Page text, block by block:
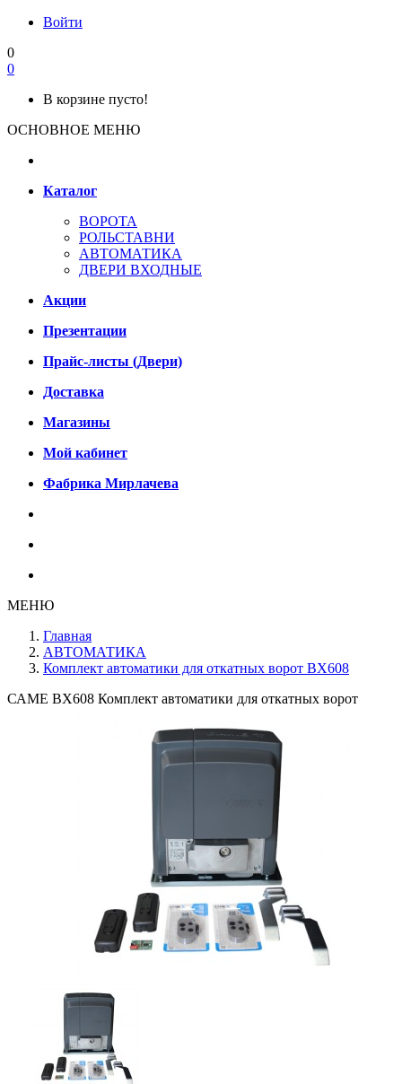
Войти
0
0
В корзине пусто!
ОСНОВНОЕ МЕНЮ
Каталог
ВОРОТА
РОЛЬСТАВНИ
АВТОМАТИКА
ДВЕРИ ВХОДНЫЕ
Акции
Презентации
Прайс-листы (Двери)
Доставка
Магазины
Мой кабинет
Фабрика Мирлачева
МЕНЮ
Главная
АВТОМАТИКА
Комплект автоматики для откатных ворот BX608
САМЕ BX608 Комплект автоматики для откатных ворот